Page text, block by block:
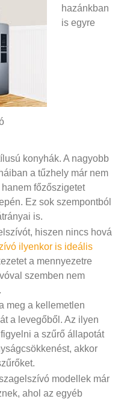
hazánkban
is egyre
konyhák. A nagyobb
a tűzhely már nem
főzőszigetet
Ez sok szempontból
is.
hiszen nincs hová
ilyenkor is ideális
a mennyezetre
szemben nem
meg a kellemetlen
a levegőből. Az ilyen
a szűrő állapotát
akkor
modellek már
ahol az egyéb